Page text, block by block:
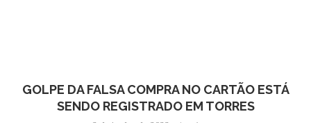
GOLPE DA FALSA COMPRA NO CARTÃO ESTÁ
SENDO REGISTRADO EM TORRES